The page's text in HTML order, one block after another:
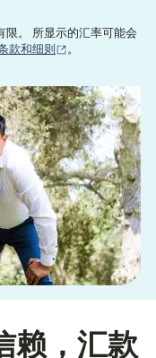
限。 所显示的汇率可能会
款和细则 。
赖，汇款